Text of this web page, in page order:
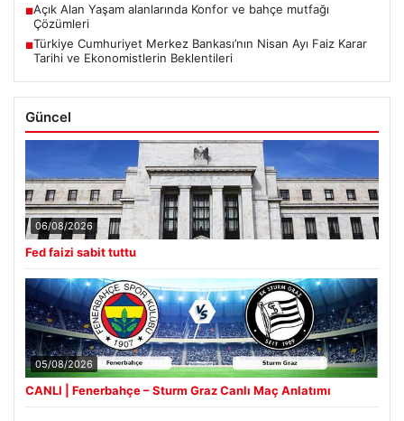
■Açık Alan Yaşam alanlarında Konfor ve bahçe mutfağı
Çözümleri
■Türkiye Cumhuriyet Merkez Bankası’nın Nisan Ayı Faiz Karar
Tarihi ve Ekonomistlerin Beklentileri
Güncel
06/08/2026
Fed faizi sabit tuttu
05/08/2026
CANLI | Fenerbahçe – Sturm Graz Canlı Maç Anlatımı